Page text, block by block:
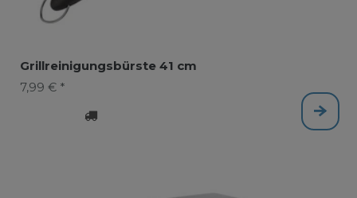
Grillreinigungsbürste 41 cm
7,99 € *